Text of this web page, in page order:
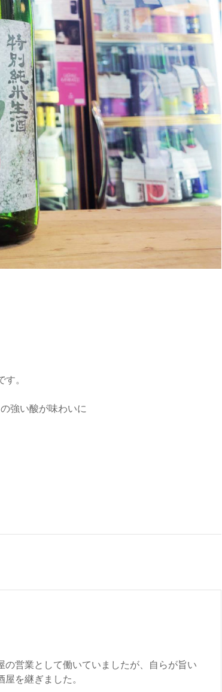
。
強い酸が味わいに
営業として働いていましたが、自らが旨い
を継ぎました。